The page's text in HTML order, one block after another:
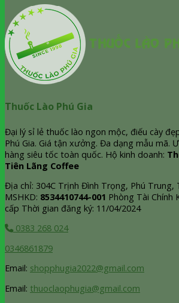
Thuốc Lào Phú Gia
Đại lý sỉ lẻ thuốc lào ngon mộc, điếu cày
Phú Gia. Giá tận xưởng. Đa dạng mẫu mã.
hàng siêu tốc toàn quốc. Hộ kinh doanh:
Tiên Lãng Coffee
Địa chỉ: 304C Trịnh Đình Trọng, Phú Trung,
MSHKD: 8534410744-001 Phòng Tài Chính
cấp Thời gian đăng ký: 11/04/2024
0383 268 024
0346861879
Email: shopphugia2022@gmail.com
Email: thuoclaophugia@gmail.com